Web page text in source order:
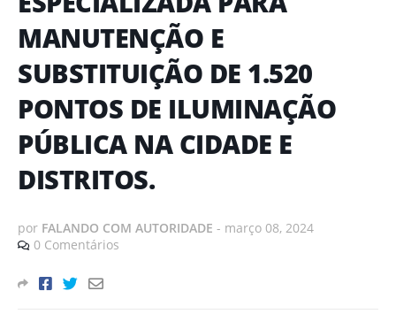
MANUTENÇÃO E
SUBSTITUIÇÃO DE 1.520
PONTOS DE ILUMINAÇÃO
PÚBLICA NA CIDADE E
DISTRITOS.
por FALANDO COM AUTORIDADE - março 08, 2024
0 Comentários